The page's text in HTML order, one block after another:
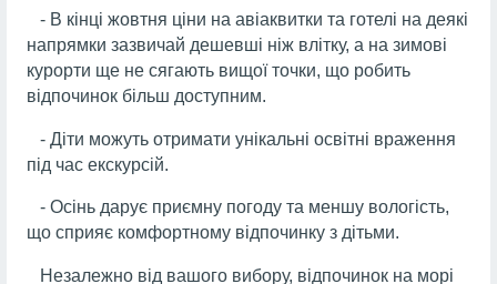
- В кінці жовтня ціни на авіаквитки та готелі на деякі
напрямки зазвичай дешевші ніж влітку, а на зимові
курорти ще не сягають вищої точки, що робить
відпочинок більш доступним.
- Діти можуть отримати унікальні освітні враження
під час екскурсій.
- Осінь дарує приємну погоду та меншу вологість,
що сприяє комфортному відпочинку з дітьми.
Незалежно від вашого вибору, відпочинок на морі